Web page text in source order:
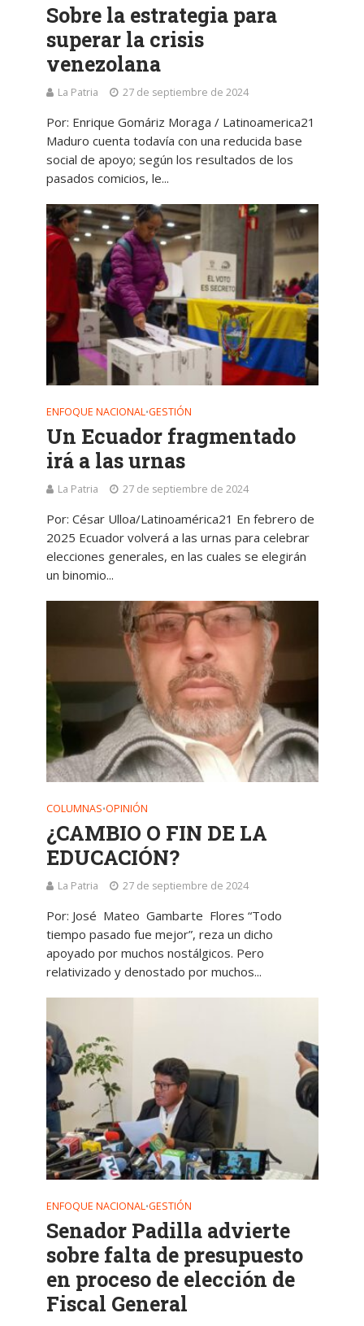
Sobre la estrategia para
superar la crisis
venezolana
La Patria 27 de septiembre de 2024
Por: Enrique Gomáriz Moraga / Latinoamerica21
Maduro cuenta todavía con una reducida base
social de apoyo; según los resultados de los
pasados comicios, le...
ENFOQUE NACIONAL•GESTIÓN
Un Ecuador fragmentado
irá a las urnas
La Patria 27 de septiembre de 2024
Por: César Ulloa/Latinoamérica21 En febrero de
2025 Ecuador volverá a las urnas para celebrar
elecciones generales, en las cuales se elegirán
un binomio...
COLUMNAS•OPINIÓN
¿CAMBIO O FIN DE LA
EDUCACIÓN?
La Patria 27 de septiembre de 2024
Por: José Mateo Gambarte Flores “Todo
tiempo pasado fue mejor”, reza un dicho
apoyado por muchos nostálgicos. Pero
relativizado y denostado por muchos...
ENFOQUE NACIONAL•GESTIÓN
Senador Padilla advierte
sobre falta de presupuesto
en proceso de elección de
Fiscal General